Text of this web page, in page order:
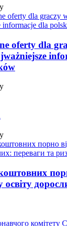
oferty dla
освіту